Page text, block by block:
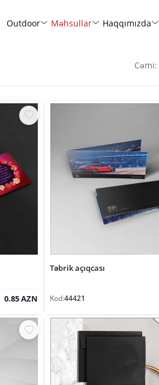
Outdoor Məhsullar Haqqımızda
Cəmi:
0.85 AZN
Təbrik açıqcası
Kod:44421